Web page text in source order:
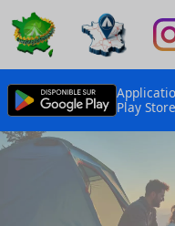
Play Store